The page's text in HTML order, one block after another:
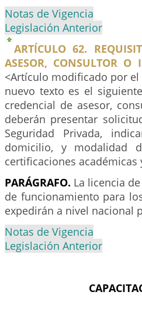
Notas de Vigencia
Legislación Anterior
ARTÍCULO 62.
ASESOR, CONSULTOR O
<Artículo modificado por
nuevo texto es el
credencial de asesor,
deberán presentar
Seguridad Privada,
domicilio, y modalidad
certificaciones académicas
PARÁGRAFO. La licencia
de funcionamiento para
expedirán a nivel nacional
Notas de Vigencia
Legislación Anterior